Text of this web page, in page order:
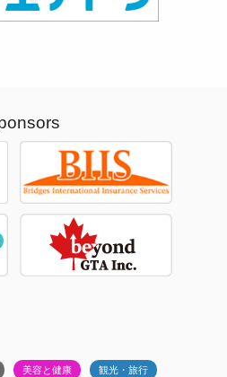
美容と健康 観光・旅行